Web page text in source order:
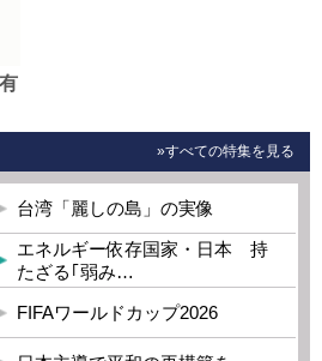
»すべての特集を見る
台湾「麗しの島」の実像
エネルギー依存国家・日本 持
たざる｢弱み…
FIFAワールドカップ2026